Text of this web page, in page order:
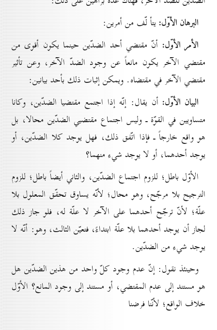
البرهان الأوّل: يتأ لّف من أمرين:
الأمر الأوّل: أنّ مقتضي أحد الضدّين حينما يكون أقوى من
مقتضي الآخر يكون مانعاً عن وجود الضدّ الآخر، وعن تأثير
مقتضي الآخر في مقتضاه. ويمكن إثبات ذلك بأحد بيانين:
البيان الأوّل: أن يقال: إنّه إذا اجتمع مقتضيا الضدّين، وكانا
متساويين في القوّة ـ وليس اجتماع مقتضيي الضدّين محالا، بل
هو واقع خارجاً ـ فإذا اتّفق ذلك، فهل يوجد كلا الضدّين، أو
يوجد أحدهما، أو لا يوجد شيء منهما؟
الأوّل باطل؛ للزوم اجتماع الضدّين، والثاني أيضاً باطل؛ للزوم
الترجيح بلا مرجّح، وهو محال؛ لأنّه يساوق تحقّق المعلول بلا
علّة؛ لأنّ ترجّح أحدهما على الآخر لا علّة له، فلو جاز ذلك
لجاز أن يوجد أحدهما بلا علّة ابتداءً، فتعيّن الثالث، وهو: أنّه لا
يوجد شيء من الضدّين.
وحينئذ نقول: إنّ عدم وجود كلّ واحد من هذين الضدّين هل
هو مستند إلى عدم المقتضي، أو مستند إلى وجود المانع؟ الأوّل
خلاف الواقع؛ لأنّنا فرضنا